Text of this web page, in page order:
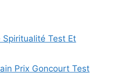
Spiritualité Test Et
Prix Goncourt Test